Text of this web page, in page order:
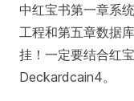
中红宝书第一章系
工程和第五章数据
挂！一定要结合红
Deckardcain4。